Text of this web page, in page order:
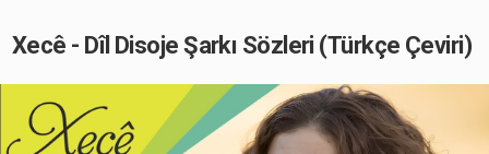
Xecê - Dîl Disoje Şarkı Sözleri (Türkçe Çeviri)